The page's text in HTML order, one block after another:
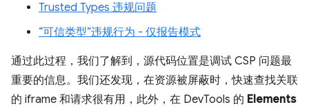
Trusted Types 违规问题
“可信类型”违规行为 - 仅报告模式
通过此过程，我们了解到，源代码位置是调试 CSP 问题最
重要的信息。我们还发现，在资源被屏蔽时，快速查找关联
的 iframe 和请求很有用，此外，在 DevTools 的 Elements